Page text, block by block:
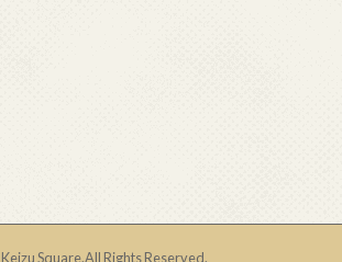
Keizu Square.All Rights Reserved.